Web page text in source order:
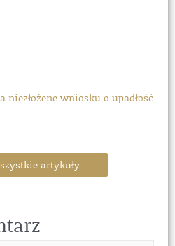
niezłożene wniosku o upadłość
artykuły